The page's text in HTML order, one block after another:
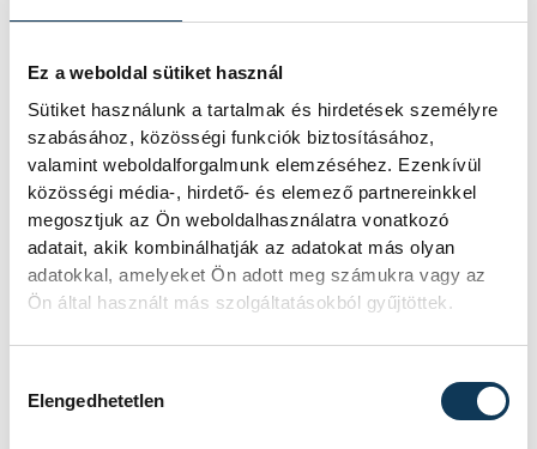
Ez a weboldal sütiket használ
Sütiket használunk a tartalmak és hirdetések személyre
szabásához, közösségi funkciók biztosításához,
valamint weboldalforgalmunk elemzéséhez. Ezenkívül
közösségi média-, hirdető- és elemező partnereinkkel
megosztjuk az Ön weboldalhasználatra vonatkozó
adatait, akik kombinálhatják az adatokat más olyan
adatokkal, amelyeket Ön adott meg számukra vagy az
Ön által használt más szolgáltatásokból gyűjtöttek.
Elengedhetetlen
Újra kilátszik a Dunából az aszály
hírnöke! Régen a felbukkanása egyet
jelentett az éhínséggel, ma pedig a
klímaváltozás okozta extrém
szárazságra hívja fel a figyelmet.
Elmeséljük a baljós kőtömb
történetét.
Magyar Péter:
Magyarország
energiaellátása stabil
Jelenleg stabil Magyarország